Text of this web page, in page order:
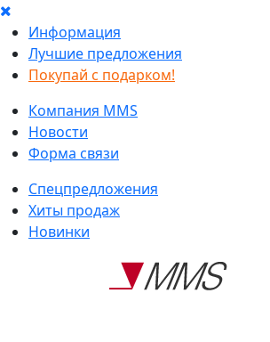
Информация
Лучшие предложения
Покупай с подарком!
Компания MMS
Новости
Форма связи
Спецпредложения
Хиты продаж
Новинки